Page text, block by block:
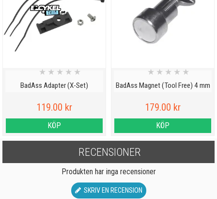
BadAss Adapter (X-Set)
★ ★ ★ ★ ★
119.00 kr
KÖP
BadAss Magnet (Tool Free) 4 mm
★ ★ ★ ★ ★
179.00 kr
KÖP
RECENSIONER
Produkten har inga recensioner
SKRIV EN RECENSION